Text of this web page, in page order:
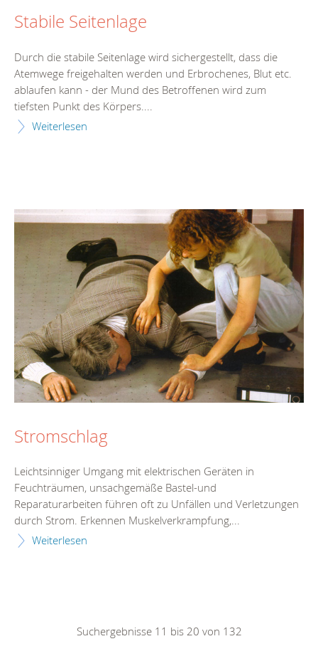
Stabile Seitenlage
Durch die stabile Seitenlage wird sichergestellt, dass die
Atemwege freigehalten werden und Erbrochenes, Blut etc.
ablaufen kann - der Mund des Betroffenen wird zum
tiefsten Punkt des Körpers....
Weiterlesen
Stromschlag
Leichtsinniger Umgang mit elektrischen Geräten in
Feuchträumen, unsachgemäße Bastel-und
Reparaturarbeiten führen oft zu Unfällen und Verletzungen
durch Strom. Erkennen Muskelverkrampfung,...
Weiterlesen
Suchergebnisse 11 bis 20 von 132